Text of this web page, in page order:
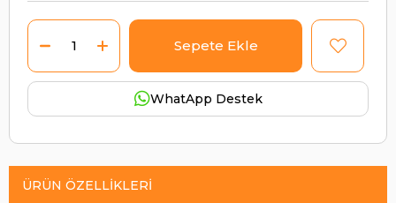
WhatApp Destek
ÜRÜN ÖZELLIKLERI